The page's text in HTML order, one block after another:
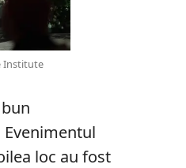
Institute
loc au fost